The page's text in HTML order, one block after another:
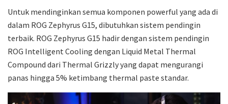
Untuk mendinginkan semua komponen powerful yang ada di
dalam ROG Zephyrus G15, dibutuhkan sistem pendingin
terbaik. ROG Zephyrus G15 hadir dengan sistem pendingin
ROG Intelligent Cooling dengan Liquid Metal Thermal
Compound dari Thermal Grizzly yang dapat mengurangi
panas hingga 5% ketimbang thermal paste standar.